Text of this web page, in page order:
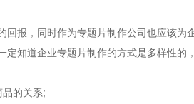
，同时作为专题片制作公司也应该为
定知道企业专题片制作的方式是多样性的
的关系;